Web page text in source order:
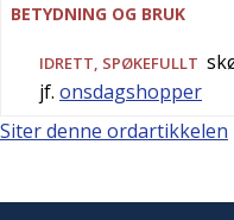
BETYDNING OG BRUK
IDRETT SPØKEFULLT
jf. onsdagshopper
Siter denne ordartikkelen